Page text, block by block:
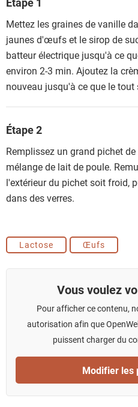
Mettez les graines de vanille
jaunes d'œufs et le sirop de
batteur électrique jusqu'à ce
environ 2-3 min. Ajoutez la
nouveau jusqu'à ce que le tout
Étape 2
Remplissez un grand pichet
mélange de lait de poule.
l'extérieur du pichet soit froid,
dans des verres.
Lactose Œufs
Vous voulez
Pour afficher ce contenu,
autorisation afin que
puissent charger du
Modifier les